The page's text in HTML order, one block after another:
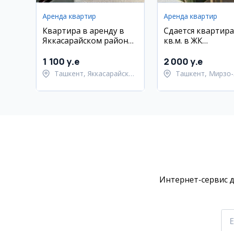
Аренда квартир
Квартира в аренду в
Яккасарайском районе,
3/7/13, 75 кв.м.
1 100 y.e
Ташкент, Яккасарайский
Аренда квартир
Сдается
кв.м. в ЖК
Мирзо-
район
2 000 y.e
Ташкент, Мирзо-
Интернет-сервис